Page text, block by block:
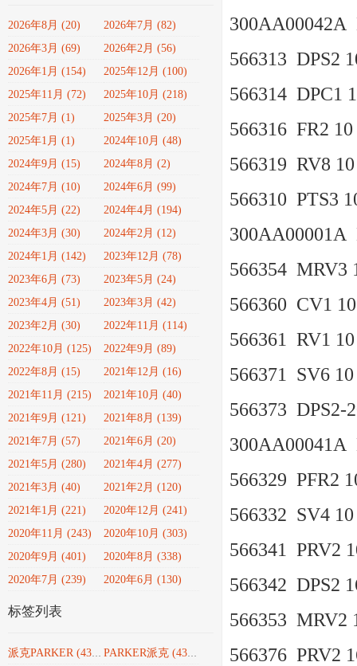
2026年8月 (20)
2026年7月 (82)
2026年3月 (69)
2026年2月 (56)
2026年1月 (154)
2025年12月 (100)
2025年11月 (72)
2025年10月 (218)
2025年7月 (1)
2025年3月 (20)
2025年1月 (1)
2024年10月 (48)
2024年9月 (15)
2024年8月 (2)
2024年7月 (10)
2024年6月 (99)
2024年5月 (22)
2024年4月 (194)
2024年3月 (30)
2024年2月 (12)
2024年1月 (142)
2023年12月 (78)
2023年6月 (73)
2023年5月 (24)
2023年4月 (51)
2023年3月 (42)
2023年2月 (30)
2022年11月 (114)
2022年10月 (125)
2022年9月 (89)
2022年8月 (15)
2021年12月 (16)
2021年11月 (215)
2021年10月 (40)
2021年9月 (121)
2021年8月 (139)
2021年7月 (57)
2021年6月 (20)
2021年5月 (280)
2021年4月 (277)
2021年3月 (40)
2021年2月 (120)
2021年1月 (221)
2020年12月 (241)
2020年11月 (243)
2020年10月 (303)
2020年9月 (401)
2020年8月 (338)
2020年7月 (239)
2020年6月 (130)
标签列表
派克PARKER(4351) PARKER派克 (4351)
300AA00042A
566313 DPS2
566314 DPC1
566316 FR2
566319 RV8
566310 PTS3
300AA00001A
566354 MRV3
566360 CV1
566361 RV1
566371 SV6
566373 DPS2-
300AA00041A
566329 PFR2
566332 SV4
566341 PRV2
566342 DPS2
566353 MRV2
566376 PRV2